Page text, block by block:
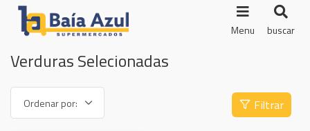
Menu buscar
Verduras Selecionadas
Filtrar